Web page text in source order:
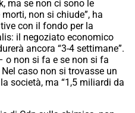
ma se non ci sono le
non si chiude”, ha
con il fondo per la
il negoziato economico
ancora “3-4 settimane”.
o non si fa e se non si fa
caso non si trovasse un
società, ma “1,5 miliardi da